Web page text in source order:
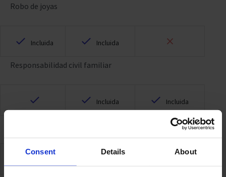
Consent Details About
Robo de joyas
Incluida Incluida
Responsabilidad civil familiar
Incluida Incluida